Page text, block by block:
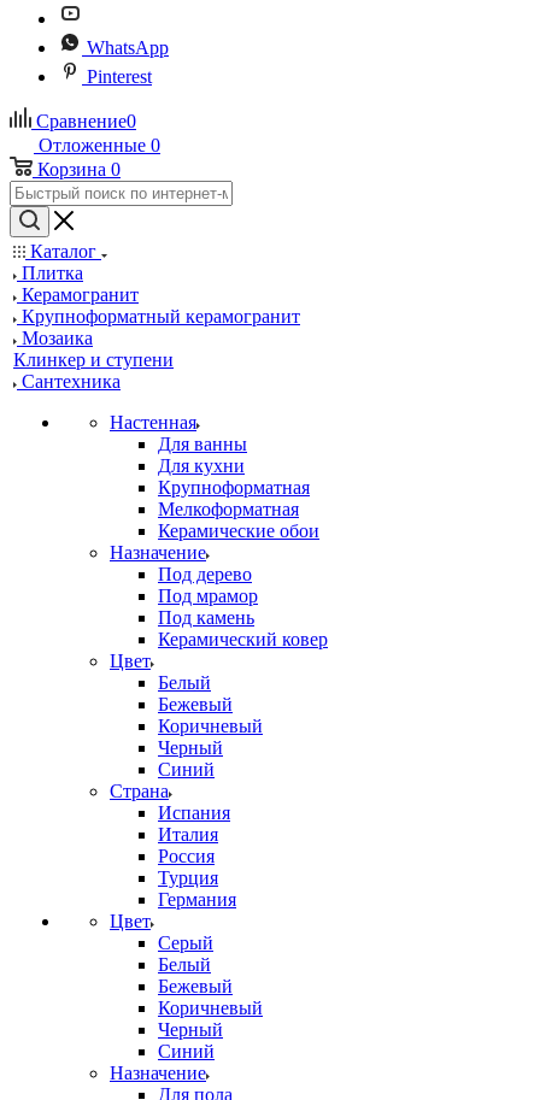
WhatsApp
Pinterest
Сравнение0
Отложенные 0
Корзина 0
Каталог
Плитка
Керамогранит
Крупноформатный керамогранит
Мозаика
Клинкер и ступени
Сантехника
Настенная
Для ванны
Для кухни
Крупноформатная
Мелкоформатная
Керамические обои
Назначение
Под дерево
Под мрамор
Под камень
Керамический ковер
Цвет
Белый
Бежевый
Коричневый
Черный
Синий
Страна
Испания
Италия
Россия
Турция
Германия
Цвет
Серый
Белый
Бежевый
Коричневый
Черный
Синий
Назначение
Для пола